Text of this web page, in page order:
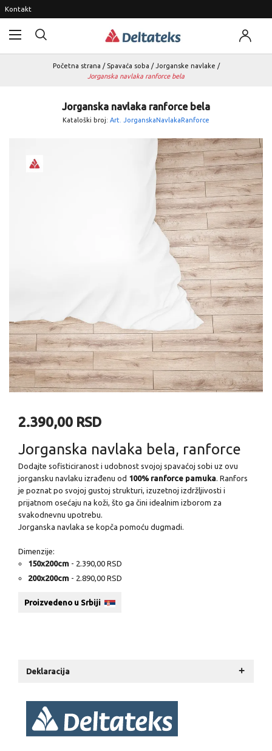
Kontakt
Početna strana / Spavaća soba / Jorganske navlake /
Jorganska navlaka ranforce bela
Jorganska navlaka ranforce bela
Kataloški broj: Art. JorganskaNavlakaRanforce
2.390,00 RSD
Jorganska navlaka bela, ranforce
Dodajte sofisticiranost i udobnost svojoj spavaćoj sobi uz ovu
jorgansku navlaku izrađenu od 100% ranforce pamuka. Ranfors
je poznat po svojoj gustoj strukturi, izuzetnoj izdržljivosti i
prijatnom osećaju na koži, što ga čini idealnim izborom za
svakodnevnu upotrebu.
Jorganska navlaka se kopča pomoću dugmadi.
Dimenzije:
150x200cm- 2.390,00 RSD
200x200cm- 2.890,00 RSD
Proizvedeno u Srbiji
Deklaracija +